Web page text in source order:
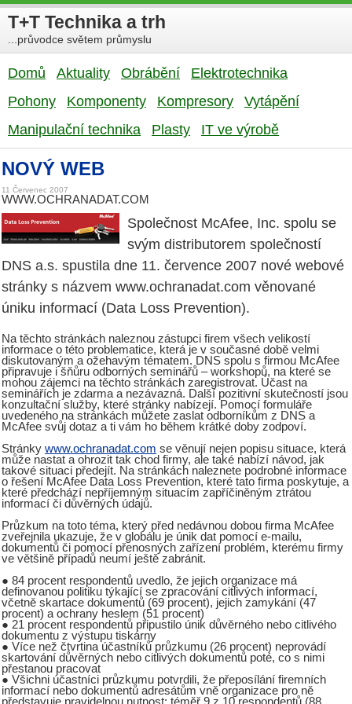
T+T Technika a trh
...průvodce světem průmyslu
Domů Aktuality Obrábění
Elektrotechnika
Pohony
Komponenty Kompresory
Vytápění
Manipulační technika
Plasty IT ve výrobě
NOVÝ WEB
11 Červenec 2007
WWW.OCHRANADAT.COM
Společnost McAfee, Inc. spolu se
svým distributorem společností
DNS a.s. spustila dne 11. července 2007 nové webové
stránky s názvem www.ochranadat.com věnované
úniku informací (Data Loss Prevention).
Na těchto stránkách naleznou zástupci firem všech velikostí
informace o této problematice, která je v současné době velmi
diskutovaným a ožehavým tématem. DNS spolu s firmou McAfee
připravuje i šňůru odborných seminářů – workshopů, na které se
mohou zájemci na těchto stránkách zaregistrovat. Účast na
seminářích je zdarma a nezávazná. Další pozitivní skutečností jsou
konzultační služby, které stránky nabízejí. Pomocí formuláře
uvedeného na stránkách můžete zaslat odborníkům z DNS a
McAfee svůj dotaz a ti vám ho během krátké doby zodpoví.
Stránky www.ochranadat.com se věnují nejen popisu situace, která
může nastat a ohrozit tak chod firmy, ale také nabízí návod, jak
takové situaci předejít. Na stránkách naleznete podrobné informace
o řešení McAfee Data Loss Prevention, které tato firma poskytuje, a
které předchází nepříjemným situacím zapříčiněným ztrátou
informací či důvěrných údajů.
Průzkum na toto téma, který před nedávnou dobou firma McAfee
zveřejnila ukazuje, že v globálu je únik dat pomocí e-mailu,
dokumentů či pomocí přenosných zařízení problém, kterému firmy
ve většině případů neumí ještě zabránit.
● 84 procent respondentů uvedlo, že jejich organizace má
definovanou politiku týkající se zpracování citlivých informací,
včetně skartace dokumentů (69 procent), jejich zamykání (47
procent) a ochrany heslem (51 procent)
● 21 procent respondentů připustilo únik důvěrného nebo citlivého
dokumentu z výstupu tiskárny
● Více než čtvrtina účastníků průzkumu (26 procent) neprovádí
skartování důvěrných nebo citlivých dokumentů poté, co s nimi
přestanou pracovat
● Všichni účastníci průzkumu potvrdili, že přeposílání firemních
informací nebo dokumentů adresátům vně organizace pro ně